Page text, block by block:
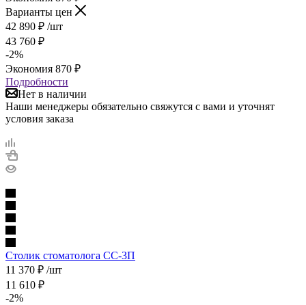
Варианты цен
42 890 ₽ /шт
43 760 ₽
-2%
Экономия 870 ₽
Подробности
Нет в наличии
Наши менеджеры обязательно свяжутся с вами и уточнят
условия заказа
Столик стоматолога СС-3П
11 370 ₽ /шт
11 610 ₽
-2%